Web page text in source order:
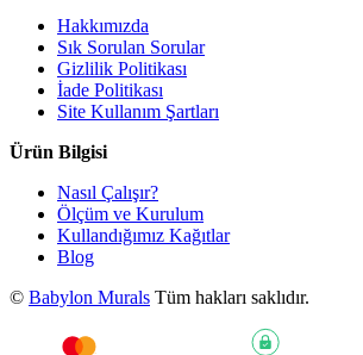
Hakkımızda
Sık Sorulan Sorular
Gizlilik Politikası
İade Politikası
Site Kullanım Şartları
Ürün Bilgisi
Nasıl Çalışır?
Ölçüm ve Kurulum
Kullandığımız Kağıtlar
Blog
© Babylon Murals Tüm hakları saklıdır.